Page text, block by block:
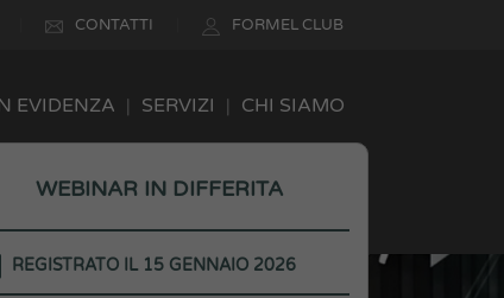
CONTATTI FORMEL CLUB
EVIDENZA SERVIZI CHI SIAMO
personale non dirigente a
WEBINAR IN DIFFERITA
REGISTRATO IL 15 GENNAIO 2026